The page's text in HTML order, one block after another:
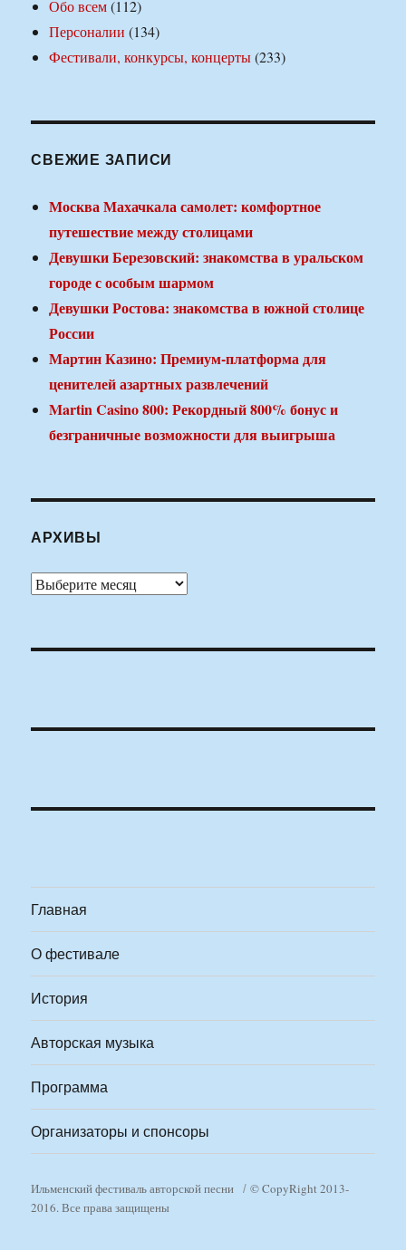
Обо всем(112)
Персоналии (134)
Фестивали, конкурсы, концерты(233)
СВЕЖИЕ ЗАПИСИ
Москва Махачкала самолет: комфортное
путешествие между столицами
Девушки Березовский: знакомства в уральском
городе с особым шармом
Девушки Ростова: знакомства в южной столице
России
Мартин Казино: Премиум-платформа для
ценителей азартных развлечений
Martin Casino 800: Рекордный 800% бонус и
безграничные возможности для выигрыша
АРХИВЫ
Архивы
Главная
О фестивале
История
Авторская музыка
Программа
Организаторы и спонсоры
Ильменский фестиваль авторской песни
© CopyRight 2013-
2016. Все права защищены